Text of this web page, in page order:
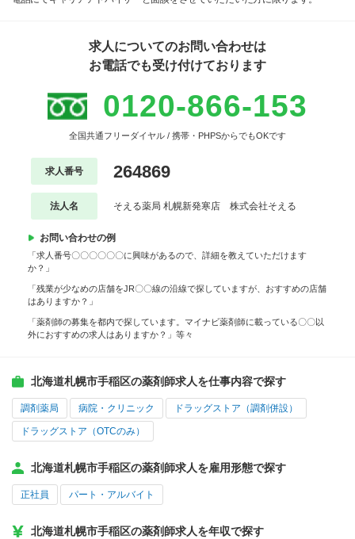
求人についてのお問い合わせは
お電話でも受け付けております
0120-866-153
全国共通フリーダイヤル / 携帯・PHPSからでもOKです
求人番号 264869
法人名 そえる薬局 札幌新発寒店 株式会社そえる
お問い合わせの例
「求人番号〇〇〇〇〇〇に興味があるので、詳細を教えていただけます
か？」
「残業が少なめの店舗をJR〇〇線の沿線で探していますが、おすすめの店舗
はありますか？」
「薬剤師の募集を都内で探しています。マイナビ薬剤師に載っている〇〇以
外におすすめの求人はありますか？」等々
北海道札幌市手稲区の薬剤師求人を仕事内容で探す
調剤薬局 病院・クリニック ドラッグストア（調剤併設）
ドラッグストア（OTCのみ）
北海道札幌市手稲区の薬剤師求人を雇用形態で探す
正社員 パート・アルバイト
北海道札幌市手稲区の薬剤師求人を年収で探す